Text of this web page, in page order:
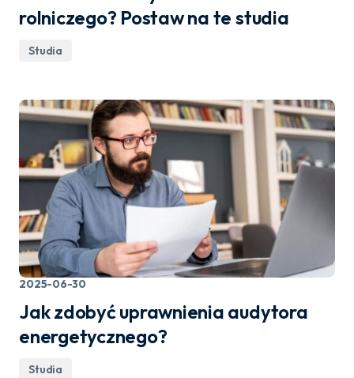
rolniczego? Postaw na te studia
Studia
2025-06-30
Jak zdobyć uprawnienia audytora
energetycznego?
Studia